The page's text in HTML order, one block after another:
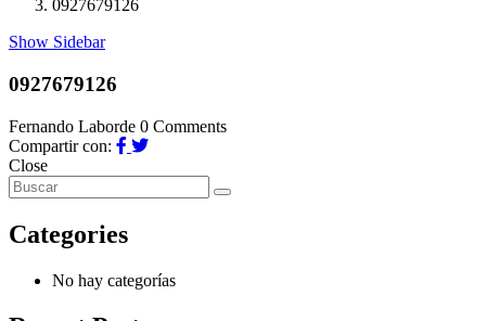
0927679126
Show Sidebar
0927679126
Fernando Laborde 0 Comments
Compartir con:
Close
Categories
No hay categorías